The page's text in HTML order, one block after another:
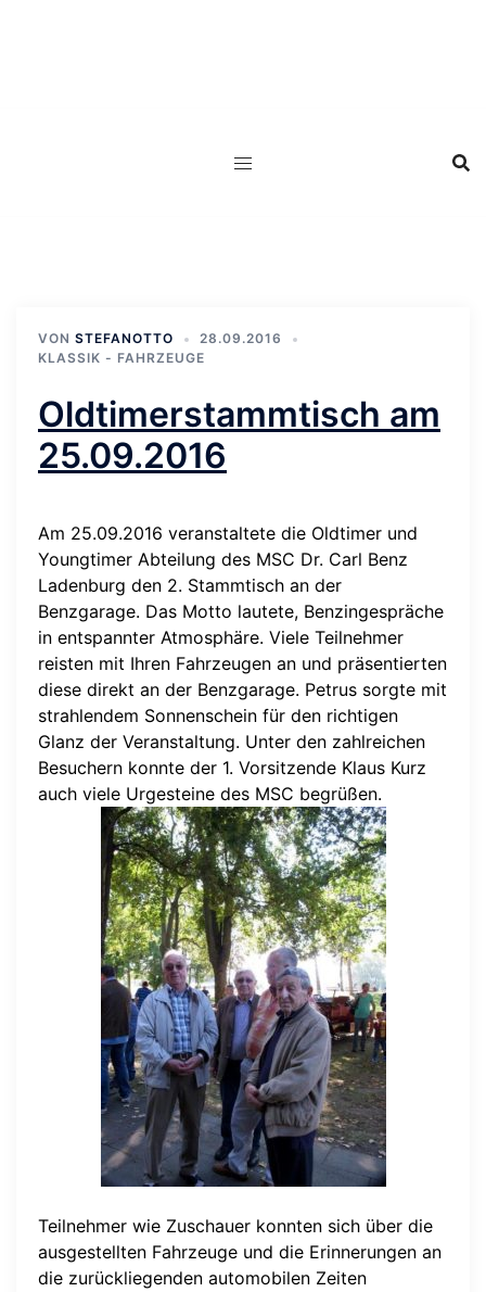
VON STEFANOTTO
28.09.2016
KLASSIK - FAHRZEUGE
Oldtimerstammtisch am
25.09.2016
Am 25.09.2016 veranstaltete die Oldtimer und
Youngtimer Abteilung des MSC Dr. Carl Benz
Ladenburg den 2. Stammtisch an der
Benzgarage. Das Motto lautete, Benzingespräche
in entspannter Atmosphäre. Viele Teilnehmer
reisten mit Ihren Fahrzeugen an und präsentierten
diese direkt an der Benzgarage. Petrus sorgte mit
strahlendem Sonnenschein für den richtigen
Glanz der Veranstaltung. Unter den zahlreichen
Besuchern konnte der 1. Vorsitzende Klaus Kurz
auch viele Urgesteine des MSC begrüßen.
Teilnehmer wie Zuschauer konnten sich über die
ausgestellten Fahrzeuge und die Erinnerungen an
die zurückliegenden automobilen Zeiten